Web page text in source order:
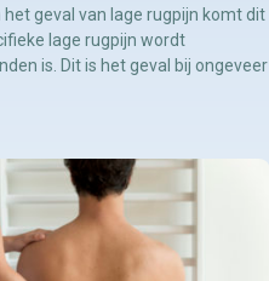
geval van lage rugpijn komt dit
lage rugpijn wordt
is. Dit is het geval bij ongeveer